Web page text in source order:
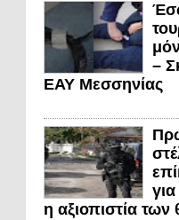
–
ΕΑΥ Μεσσηνίας
η αξιοπιστία των